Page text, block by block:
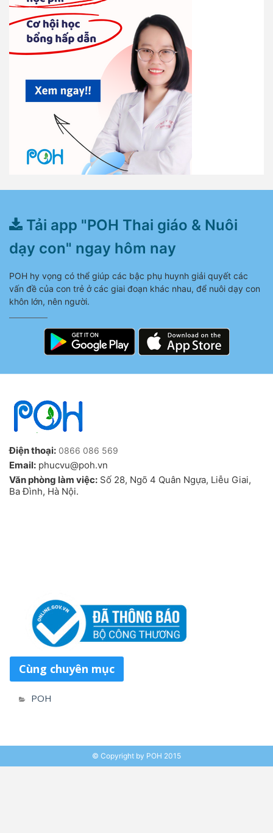
Tải app "POH Thai giáo & Nuôi
dạy con" ngay hôm nay
POH hy vọng có thể giúp các bậc phụ huynh giải quyết các
vấn đề của con trẻ ở các giai đoạn khác nhau, để nuôi dạy con
khôn lớn, nên người.
Điện thoại: 0866 086 569
Email: phucvu@poh.vn
Văn phòng làm việc: Số 28, Ngõ 4 Quân Ngựa, Liễu Giai,
Ba Đình, Hà Nội.
Cùng chuyên mục
POH
© Copyright by POH 2015